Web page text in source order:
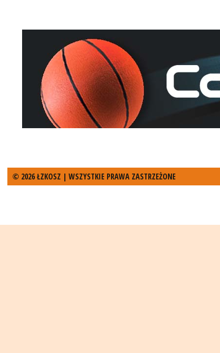
© 2026 ŁZKOSZ | WSZYSTKIE PRAWA ZASTRZEŻONE